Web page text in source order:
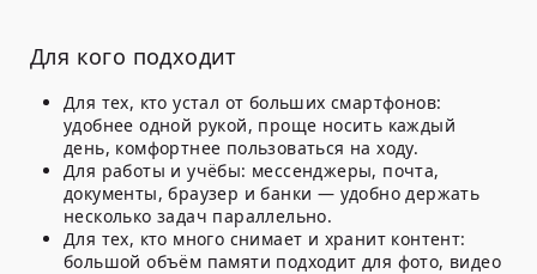
Для кого подходит
Для тех, кто устал от больших смартфонов:
удобнее одной рукой, проще носить каждый
день, комфортнее пользоваться на ходу.
Для работы и учёбы: мессенджеры, почта,
документы, браузер и банки — удобно держать
несколько задач параллельно.
Для тех, кто много снимает и хранит контент:
большой объём памяти подходит для фото, видео